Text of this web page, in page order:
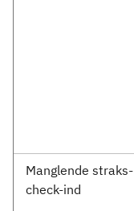
Manglende straks-
check-ind